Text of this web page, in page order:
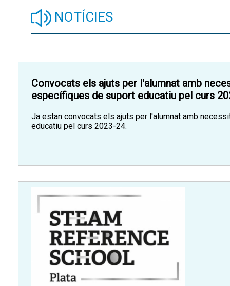
NOTÍCIES
Convocats els ajuts per l'alumnat amb
específiques de suport educatiu pel curs
Ja estan convocats els ajuts per l'alumnat amb
educatiu pel curs 2023-24.